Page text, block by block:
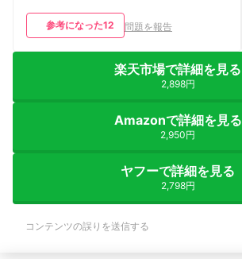
参考になった12 問題を報告
楽天市場で詳細を見る
2,898円
Amazonで詳細を見る
2,950円
ヤフーで詳細を見る
2,798円
コンテンツの誤りを送信する